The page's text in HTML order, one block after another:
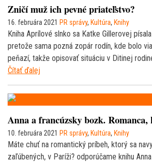
Zničí muž ich pevné priateľstvo?
16. februára 2021 PR správy, Kultúra, Knihy
Kniha Aprílové slnko sa Katke Gillerovej
pretože sama pozná zopár rodín, kde bolo
peňazí, takže opisovať situáciu v Ditinej
Čítať ďalej
Anna a francúzsky bozk. Romanca,
10. februára 2021 PR správy, Kultúra, Knihy
Máte chuť na romantický príbeh, ktorý sa
zaľúbených, v Paríži? odporúčame knihu